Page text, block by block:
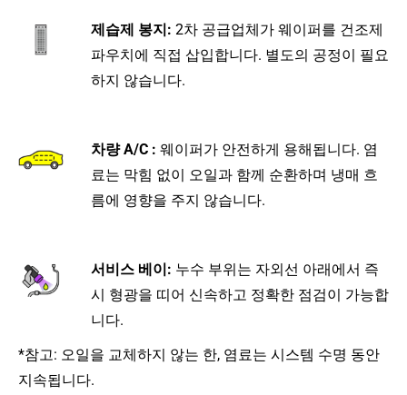
제습제 봉지: 2차 공급업체가 웨이퍼를 건조제
파우치에 직접 삽입합니다. 별도의 공정이 필요
하지 않습니다.
차량 A/C : 웨이퍼가 안전하게 용해됩니다. 염
료는 막힘 없이 오일과 함께 순환하며 냉매 흐
름에 영향을 주지 않습니다.
서비스 베이: 누수 부위는 자외선 아래에서 즉
시 형광을 띠어 신속하고 정확한 점검이 가능합
니다.
*참고: 오일을 교체하지 않는 한, 염료는 시스템 수명 동안
지속됩니다.